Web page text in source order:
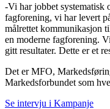
-Vi har jobbet systematisk
fagforening, vi har levert
målrettet kommunikasjon
en moderne fagforening.
gitt resultater. Dette er et
Det er MFO,
Markedsforbundet som
Se intervju i Kampanje